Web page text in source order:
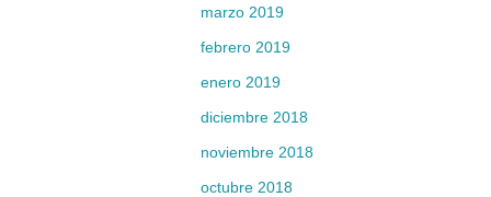
marzo 2019
febrero 2019
enero 2019
diciembre 2018
noviembre 2018
octubre 2018